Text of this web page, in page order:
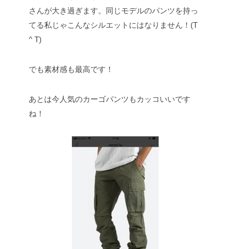
さんが大き過ぎます。同じモデルのパンツを持っ
てる私じゃこんなシルエットにはなりません！(T
^ T)
でも素材感も最高です！
あとは今人気のカーゴパンツもカッコいいです
ね！